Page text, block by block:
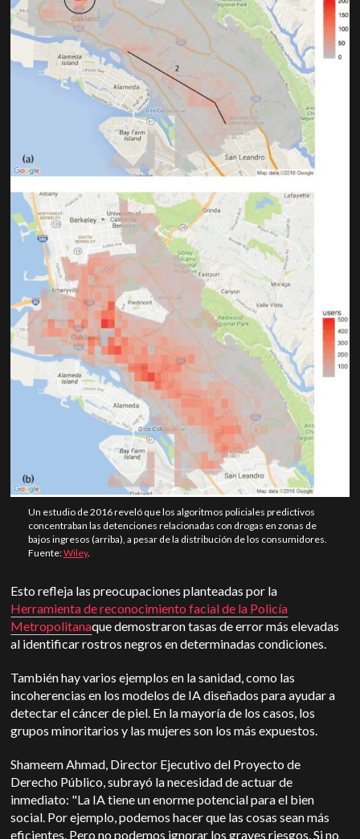
Un estudio de 2016 reveló que los algoritmos policiales predictivos
concentraban las detenciones relacionadas con drogas en zonas de
bajos ingresos (arriba), a pesar de la distribución de los consumidores.
Fuente:Wiley.
Esto refleja las preocupaciones planteadas por la
Herramienta de reconocimiento facial de la Policía
Metropolitanaque demostraron tasas de error más elevadas
al identificar rostros negros en determinadas condiciones.
También hay varios ejemplos en la sanidad, como las
incoherencias en los modelos de IA diseñados para ayudar a
detectar el cáncer de piel. En la mayoría de los casos, los
grupos minoritarios y las mujeres son los más expuestos.
Shameem Ahmad, Director Ejecutivo del Proyecto de
Derecho Público, subrayó la necesidad de actuar de
inmediato: "La IA tiene un enorme potencial para el bien
social. Por ejemplo, podemos hacer que las cosas sean más
eficientes. Pero no podemos ignorar los graves riesgos. Si no